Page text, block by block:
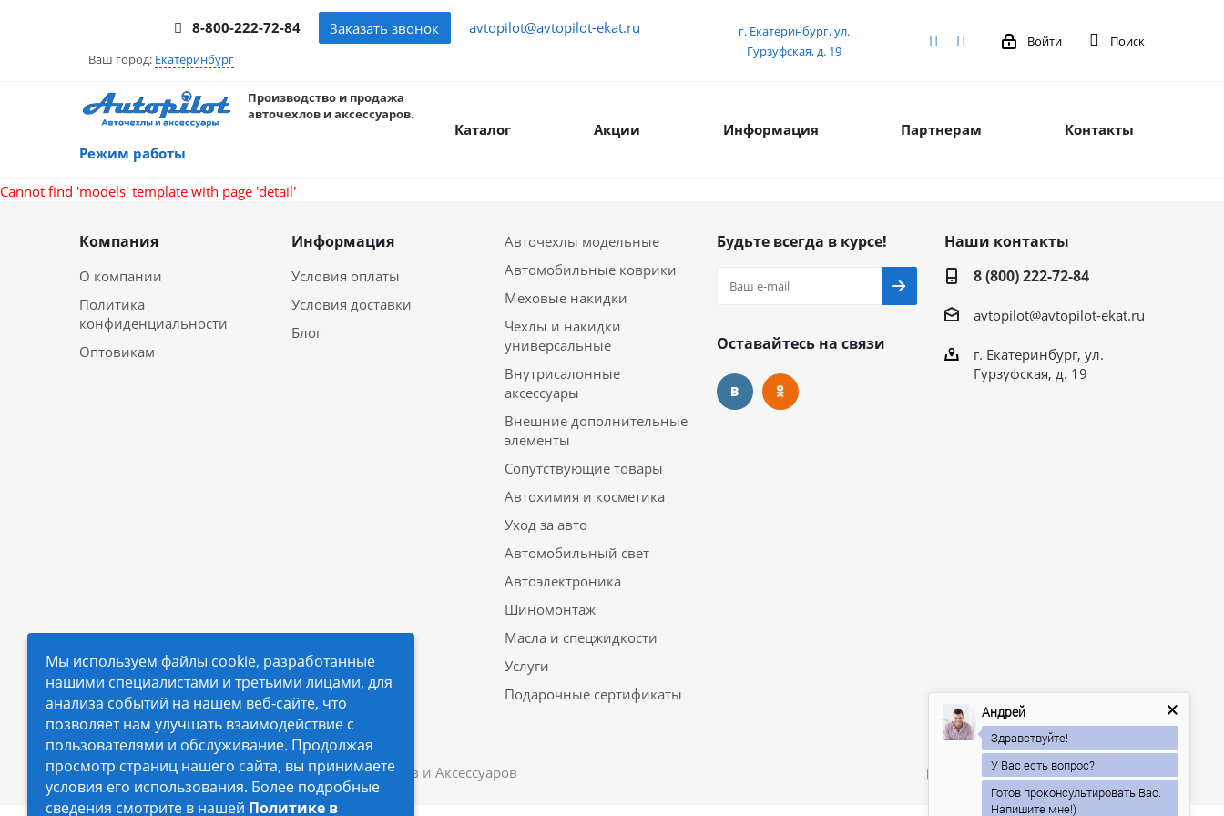
8-800-222-72-84 Заказать звонок avtopilot@avtopilot-ekat.ru
Ваш город: Екатеринбург
г. Екатеринбург, ул.
Гурзуфская, д. 19
Войти Поиск
Производство и продажа
авточехлов и аксессуаров.
Режим работы
Каталог Акции Информация Партнерам Контакты
Cannot find 'models' template with page 'detail'
Компания
О компании
Политика
конфиденциальности
Оптовикам
Информация
Условия оплаты
Условия доставки
Блог
Авточехлы модельные
Автомобильные коврики
Меховые накидки
Чехлы и накидки
универсальные
Внутрисалонные
аксессуары
Внешние дополнительные
элементы
Сопутствующие товары
Автохимия и косметика
Уход за авто
Автомобильный свет
Автоэлектроника
Шиномонтаж
Масла и спецжидкости
Услуги
Подарочные сертификаты
Будьте всегда в курсе!
Оставайтесь на связи
Наши контакты
8 (800) 222-72-84
avtopilot@avtopilot-ekat.ru
г. Екатеринбург, ул.
Гурзуфская, д. 19
2026 © Автопилот - интернет-магазин Авточехлов и Аксессуаров
Мы используем файлы cookie, разработанные
нашими специалистами и третьими лицами, для
анализа событий на нашем веб-сайте, что
позволяет нам улучшать взаимодействие с
пользователями и обслуживание. Продолжая
просмотр страниц нашего сайта, вы принимаете
условия его использования. Более подробные
сведения смотрите в нашей Политике в
Андрей
Здравствуйте!
У Вас есть вопрос?
Готов проконсультировать Вас.
Напишите мне!)